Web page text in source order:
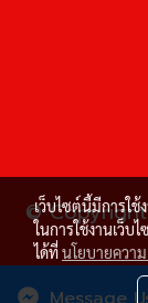
© Copyright
เว็บไซต์นี้มีการใ
ในการใช้งานเว็บ
ได้ที่นโยบายควา